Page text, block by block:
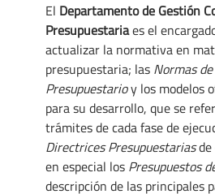
El Departamento de Gestión
Presupuestariaes el
actualizar la normativa en
presupuestaria; las Normas
Presupuestarioy los modelos
para su desarrollo, que se
trámites de cada fase de
Directrices Presupuestariasde
en especial los Presupuestos
descripción de las principales